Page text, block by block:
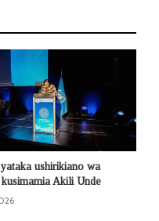
ushirikiano wa
Akili Unde